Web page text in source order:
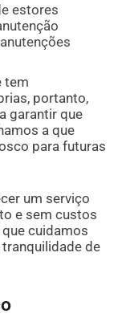
estores
tem
portanto,
garantir que
a que
para futuras
um serviço
e sem custos
cuidamos
de